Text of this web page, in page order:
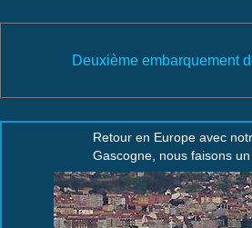
Deuxième embarquement
Retour en Europe avec
Gascogne, nous faisons